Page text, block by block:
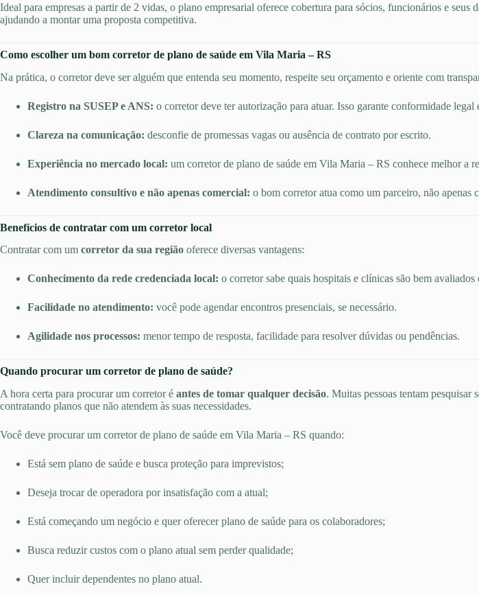
Ideal para empresas a partir de 2 vidas, o plano empresarial oferece cobertura para sócios, funcionários e
ajudando a montar uma proposta competitiva.
Como escolher um bom corretor de plano de saúde em Vila Maria – RS
Na prática, o corretor deve ser alguém que entenda seu momento, respeite seu orçamento e oriente com
Registro na SUSEP e ANS: o corretor deve ter autorização para atuar. Isso garante conformidade legal
Clareza na comunicação: desconfie de promessas vagas ou ausência de contrato por escrito.
Experiência no mercado local: um corretor de plano de saúde em Vila Maria – RS conhece melhor a
Atendimento consultivo e não apenas comercial: o bom corretor atua como um parceiro, não apenas
Benefícios de contratar com um corretor local
Contratar com um corretor da sua região oferece diversas vantagens:
Conhecimento da rede credenciada local: o corretor sabe quais hospitais e clínicas são bem
Facilidade no atendimento: você pode agendar encontros presenciais, se necessário.
Agilidade nos processos: menor tempo de resposta, facilidade para resolver dúvidas ou pendências.
Quando procurar um corretor de plano de saúde?
A hora certa para procurar um corretor é antes de tomar qualquer decisão. Muitas pessoas tentam pesquisar
contratando planos que não atendem às suas necessidades.
Você deve procurar um corretor de plano de saúde em Vila Maria – RS quando:
Está sem plano de saúde e busca proteção para imprevistos;
Deseja trocar de operadora por insatisfação com a atual;
Está começando um negócio e quer oferecer plano de saúde para os colaboradores;
Busca reduzir custos com o plano atual sem perder qualidade;
Quer incluir dependentes no plano atual.